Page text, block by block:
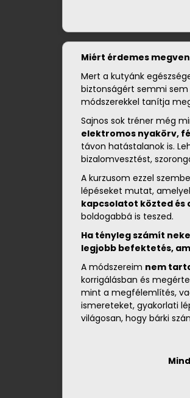
Miért érdemes
Mert a kutyánk
biztonságért semmi sem
módszerekkel tanítja
Sajnos sok tréner még
elektromos nyakörv,
távon hatástalanok is.
bizalomvesztést,
A kurzusom ezzel
lépéseket mutat,
kapcsolatot közted és
boldogabbá is teszed.
Ha tényleg számít
legjobb befektetés,
A módszereim nem
korrigálásban és
mint a megfélemlítés,
ismereteket, gyakorlati
világosan, hogy bárki